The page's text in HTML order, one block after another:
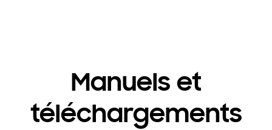
Manuels et
téléchargements